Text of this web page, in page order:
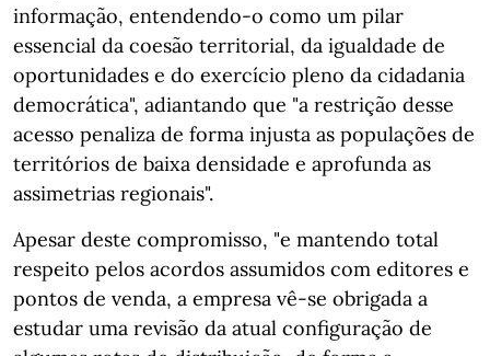
informação, entendendo-o como um pilar
essencial da coesão territorial, da igualdade de
oportunidades e do exercício pleno da cidadania
democrática", adiantando que "a restrição desse
acesso penaliza de forma injusta as populações de
territórios de baixa densidade e aprofunda as
assimetrias regionais".
Apesar deste compromisso, "e mantendo total
respeito pelos acordos assumidos com editores e
pontos de venda, a empresa vê-se obrigada a
estudar uma revisão da atual configuração de